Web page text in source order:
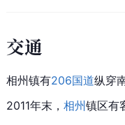
交通
相州镇有206国道纵穿
2011年末， 相州镇区有